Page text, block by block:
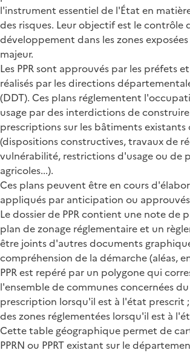
l'instrument essentiel de l'État en
des risques. Leur objectif est le contrôle
développement dans les zones
majeur.
Les PPR sont approuvés par les préfets
réalisés par les directions
(DDT). Ces plans réglementent
usage par des interdictions de
prescriptions sur les bâtiments
(dispositions constructives, travaux de
vulnérabilité, restrictions d'usage ou de
agricoles...).
Ces plans peuvent être en cours
appliqués par anticipation ou
Le dossier de PPR contient une note de
plan de zonage réglementaire et un
être joints d'autres documents
compréhension de la démarche (aléas,
PPR est repéré par un polygone qui
l'ensemble de communes concernées
prescription lorsqu'il est à l'état prescrit
des zones réglementées lorsqu'il est à
Cette table géographique permet de
PPRN ou PPRT existant sur le